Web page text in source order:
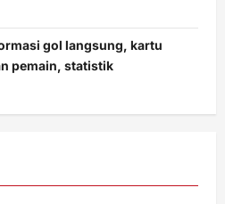
gol langsung, kartu
pemain, statistik